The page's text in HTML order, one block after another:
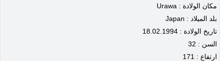
مكان الولادة : Urawa
بلد الميلاد : Japan
تاريخ الولادة : 18.02.1994
السن : 32
ارتفاع : 171